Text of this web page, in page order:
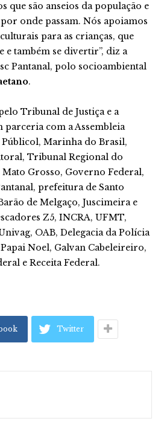
que são anseios da população e
onde passam. Nós apoiamos
para as crianças, que
e também se divertir”, diz a
Pantanal, polo socioambiental
.
Tribunal de Justiça e a
parceria com a Assembleia
Marinha do Brasil,
Tribunal Regional do
Grosso, Governo Federal,
prefeitura de Santo
de Melgaço, Juscimeira e
Z5, INCRA, UFMT,
OAB, Delegacia da Polícia
Noel, Galvan Cabeleireiro,
e Receita Federal.
Twitter